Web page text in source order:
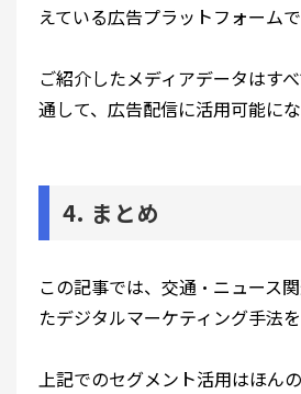
えている広告プラットフォームで
ご紹介したメディアデータはす
通して、広告配信に活用可能にな
4. まとめ
この記事では、交通・ニュース
たデジタルマーケティング手法
上記でのセグメント活用はほん